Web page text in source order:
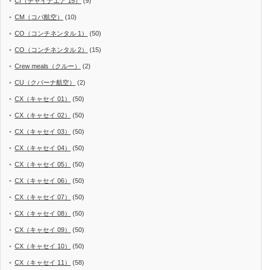
CM（コパ航空） (10)
CO（コンチネンタル 1） (50)
CO（コンチネンタル 2） (15)
Crew meals（クルー） (2)
CU（クバーナ航空） (2)
CX（キャセイ 01） (50)
CX（キャセイ 02） (50)
CX（キャセイ 03） (50)
CX（キャセイ 04） (50)
CX（キャセイ 05） (50)
CX（キャセイ 06） (50)
CX（キャセイ 07） (50)
CX（キャセイ 08） (50)
CX（キャセイ 09） (50)
CX（キャセイ 10） (50)
CX（キャセイ 11） (58)